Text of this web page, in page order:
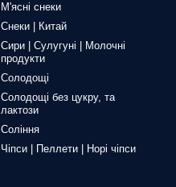
М'ясні снеки
Снеки | Китай
Сири | Сулугуні | Молочні
продукти
Солодощі
Солодощі без цукру, та
лактози
Соління
Чіпси | Пеллети | Норі чіпси